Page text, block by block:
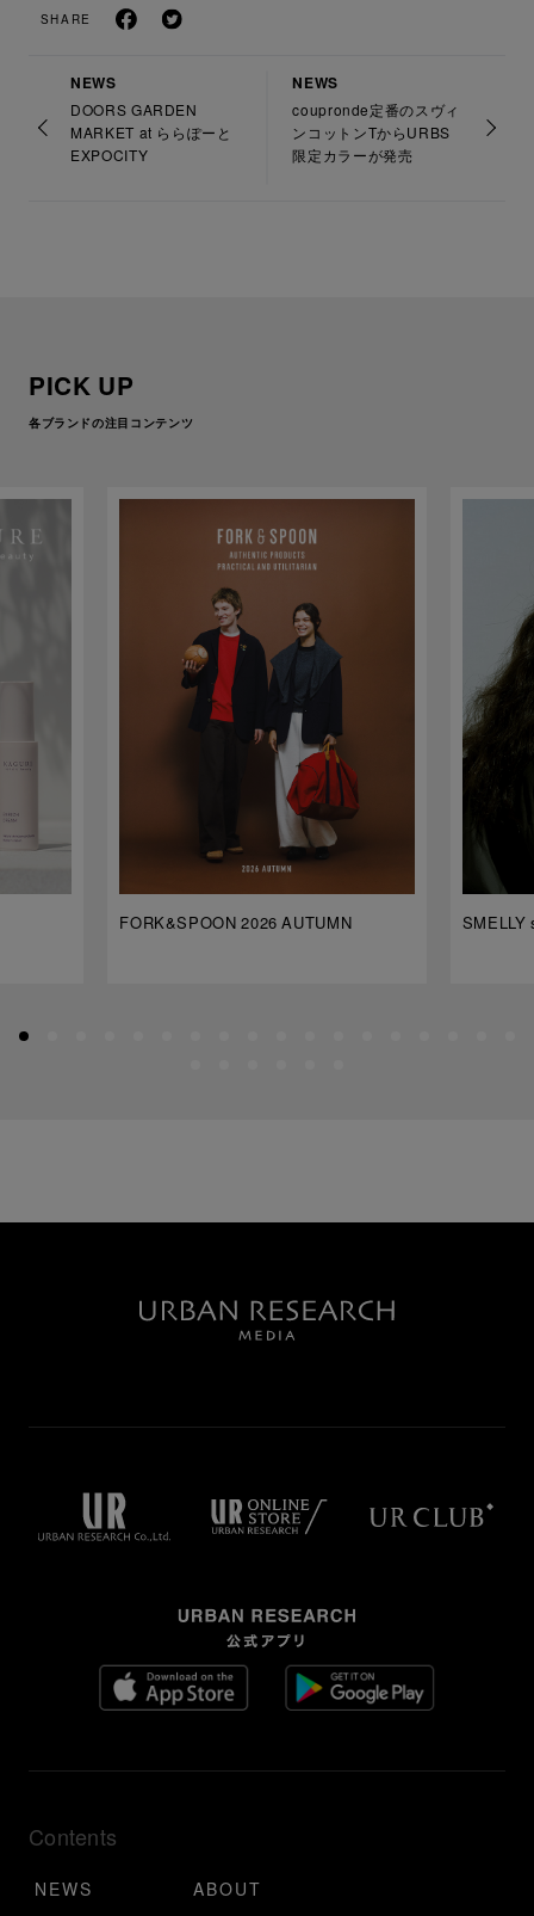
SHARE
NEWS
DOORS GARDEN
MARKET at ららぽーと
EXPOCITY
NEWS
coupronde定番のスヴィ
ンコットンTからURBS
限定カラーが発売
PICK UP
各ブランドの注目コンテンツ
FORK&SPOON 2026 AUTUMN SMELLY
Contents
NEWS ABOUT